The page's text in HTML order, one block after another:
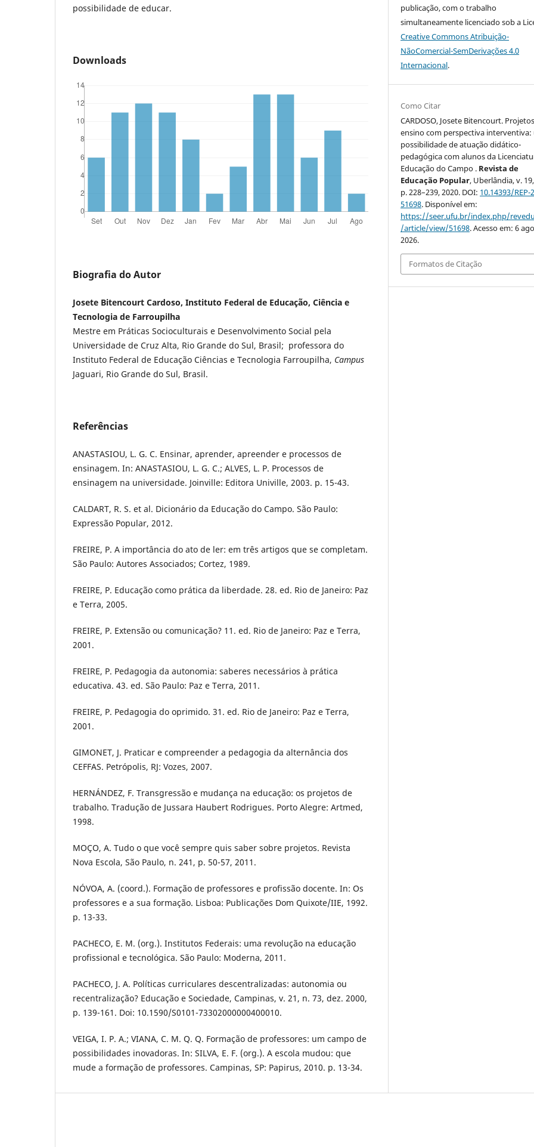
possibilidade de educar.
Downloads
Biografia do Autor
Josete Bitencourt Cardoso, Instituto Federal de Educação, Ciência e
Tecnologia de Farroupilha
Mestre em Práticas Socioculturais e Desenvolvimento Social pela
Universidade de Cruz Alta, Rio Grande do Sul, Brasil; professora do
Instituto Federal de Educação Ciências e Tecnologia Farroupilha, Campus
Jaguari, Rio Grande do Sul, Brasil.
Referências
ANASTASIOU, L. G. C. Ensinar, aprender, apreender e processos de
ensinagem. In: ANASTASIOU, L. G. C.; ALVES, L. P. Processos de
ensinagem na universidade. Joinville: Editora Univille, 2003. p. 15-43.
CALDART, R. S. et al. Dicionário da Educação do Campo. São Paulo:
Expressão Popular, 2012.
FREIRE, P. A importância do ato de ler: em três artigos que se completam.
São Paulo: Autores Associados; Cortez, 1989.
FREIRE, P. Educação como prática da liberdade. 28. ed. Rio de Janeiro: Paz
e Terra, 2005.
FREIRE, P. Extensão ou comunicação? 11. ed. Rio de Janeiro: Paz e Terra,
2001.
FREIRE, P. Pedagogia da autonomia: saberes necessários à prática
educativa. 43. ed. São Paulo: Paz e Terra, 2011.
FREIRE, P. Pedagogia do oprimido. 31. ed. Rio de Janeiro: Paz e Terra,
2001.
GIMONET, J. Praticar e compreender a pedagogia da alternância dos
CEFFAS. Petrópolis, RJ: Vozes, 2007.
HERNÁNDEZ, F. Transgressão e mudança na educação: os projetos de
trabalho. Tradução de Jussara Haubert Rodrigues. Porto Alegre: Artmed,
1998.
MOÇO, A. Tudo o que você sempre quis saber sobre projetos. Revista
Nova Escola, São Paulo, n. 241, p. 50-57, 2011.
NÓVOA, A. (coord.). Formação de professores e profissão docente. In: Os
professores e a sua formação. Lisboa: Publicações Dom Quixote/IIE, 1992.
p. 13-33.
PACHECO, E. M. (org.). Institutos Federais: uma revolução na educação
profissional e tecnológica. São Paulo: Moderna, 2011.
PACHECO, J. A. Políticas curriculares descentralizadas: autonomia ou
recentralização? Educação e Sociedade, Campinas, v. 21, n. 73, dez. 2000,
p. 139-161. Doi: 10.1590/S0101-73302000000400010.
VEIGA, I. P. A.; VIANA, C. M. Q. Q. Formação de professores: um campo de
possibilidades inovadoras. In: SILVA, E. F. (org.). A escola mudou: que
mude a formação de professores. Campinas, SP: Papirus, 2010. p. 13-34.
publicação, com o trabalho
simultaneamente licenciado sob a
Creative Commons Atribuição-
NãoComercial-SemDerivações 4.0
Internacional.
Como Citar
CARDOSO, Josete Bitencourt.
ensino com perspectiva interventiva:
possibilidade de atuação didático-
pedagógica com alunos da
Educação do Campo . Revista de
Educação Popular, Uberlândia, v.
p. 228–239, 2020. DOI: 10.14393/REP-
51698. Disponível em:
https://seer.ufu.br/index.php/
/article/view/51698. Acesso em: 6
2026.
Formatos de Citação